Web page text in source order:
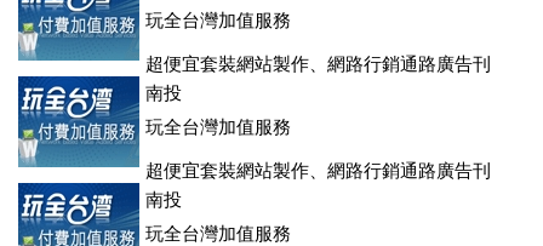
玩全台灣加值服務
超便宜套裝網站製作、網路行銷通路廣告刊
登、訂房系統、客房委託旅行社銷售，全面優惠中....
南投
玩全台灣加值服務
超便宜套裝網站製作、網路行銷通路廣告刊
登、訂房系統、客房委託旅行社銷售，全面優惠中....
南投
玩全台灣加值服務